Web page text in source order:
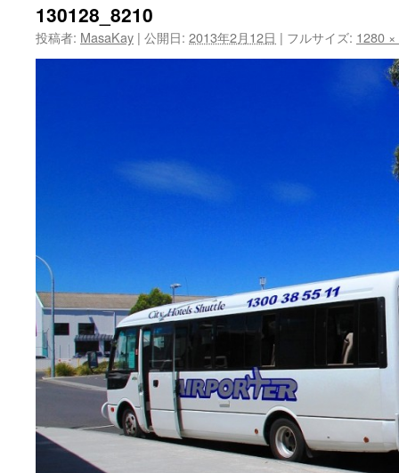
130128_8210
投稿者: MasaKay | 公開日: 2013年2月12日 | フルサイズ: 1280